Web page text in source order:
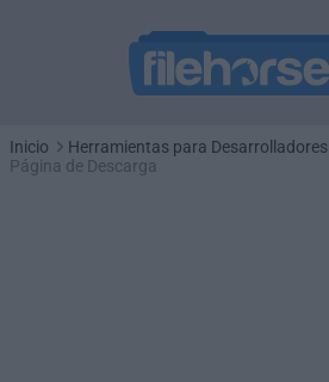
Inicio Herramientas para Desarrolladores
Página de Descarga